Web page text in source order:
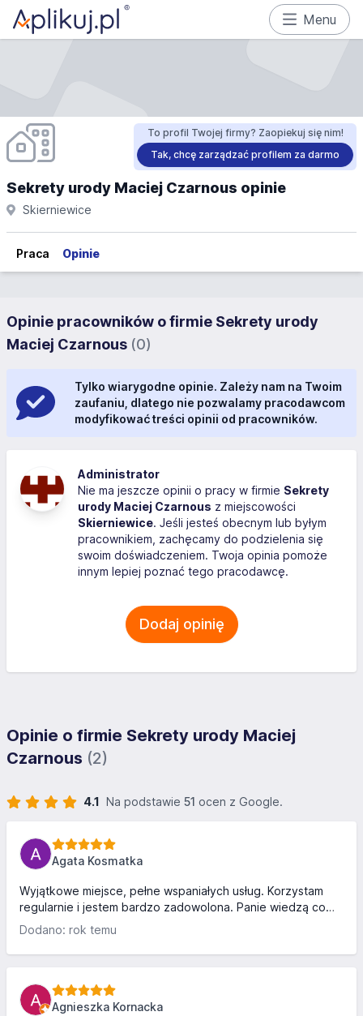
Menu
To profil Twojej firmy? Zaopiekuj się nim!
Tak, chcę zarządzać profilem za darmo
Sekrety urody Maciej Czarnous opinie
Skierniewice
Praca Opinie
Opinie pracowników o firmie Sekrety urody
Maciej Czarnous (0)
Tylko wiarygodne opinie. Zależy nam na Twoim
zaufaniu, dlatego nie pozwalamy pracodawcom
modyfikować treści opinii od pracowników.
Administrator
Nie ma jeszcze opinii o pracy w firmie Sekrety
urody Maciej Czarnous z miejscowości
Skierniewice. Jeśli jesteś obecnym lub byłym
pracownikiem, zachęcamy do podzielenia się
swoim doświadczeniem. Twoja opinia pomoże
innym lepiej poznać tego pracodawcę.
Dodaj opinię
Opinie o firmie Sekrety urody Maciej
Czarnous (2)
4.1 Na podstawie 51 ocen z Google.
Agata Kosmatka
Wyjątkowe miejsce, pełne wspaniałych usług. Korzystam
regularnie i jestem bardzo zadowolona. Panie wiedzą co
robią, wszystko w przyjemnej atmosferze i pięknym
o kolor i strzyżenie moich włosów. Kosmetolog Agata
Polecam
Dodano: rok temu
Agnieszka Kornacka